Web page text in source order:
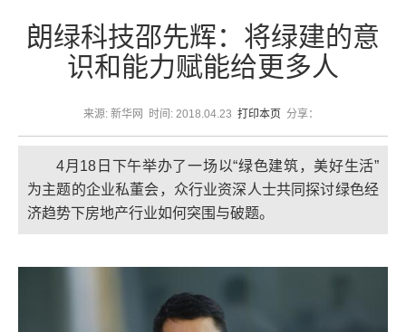
朗绿科技邵先辉：将绿建的意
识和能力赋能给更多人
来源: 新华网 时间: 2018.04.23 打印本页 分享：
4月18日下午举办了一场以“绿色建筑，美好生活”
为主题的企业私董会，众行业资深人士共同探讨绿色经
济趋势下房地产行业如何突围与破题。